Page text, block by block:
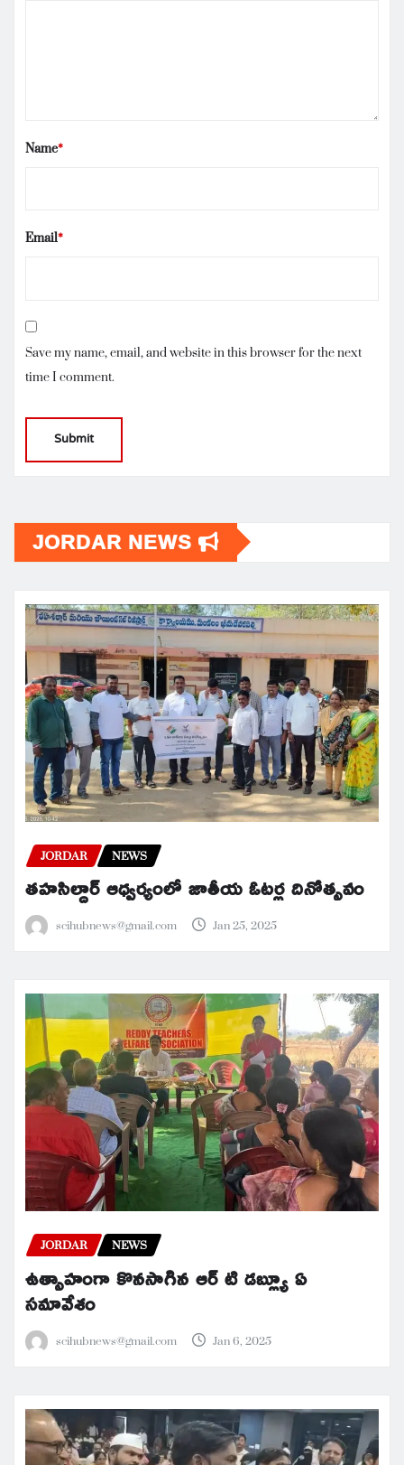
Name*
Email*
Save my name, email, and website in this browser for the next
time I comment.
JORDAR NEWS
JORDAR NEWS
తహసిల్దార్ ఆధ్వర్యంలో జాతీయ ఓటర్ల దినోత్సవం
scihubnews@gmail.com Jan 25, 2025
JORDAR NEWS
ఉత్సాహంగా కొనసాగిన ఆర్ టి డబ్ల్యూ ఏ
సమావేశం
scihubnews@gmail.com Jan 6, 2025